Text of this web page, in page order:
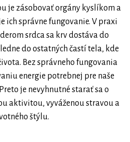
je zásobovať orgány kyslíkom a
ich správne fungovanie. V praxi
srdca sa krv dostáva do
do ostatných častí tela, kde
Bez správneho fungovania
energie potrebnej pre naše
je nevyhnutné starať sa o
aktivitou, vyváženou stravou a
štýlu.